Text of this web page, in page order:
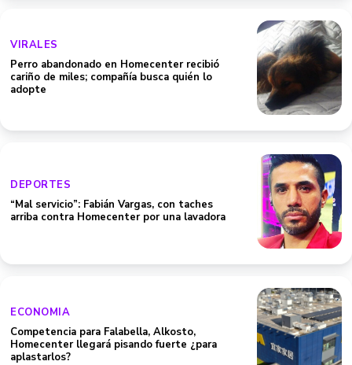
VIRALES
Perro abandonado en Homecenter recibió
cariño de miles; compañía busca quién lo
adopte
DEPORTES
“Mal servicio”: Fabián Vargas, con taches
arriba contra Homecenter por una lavadora
ECONOMIA
Competencia para Falabella, Alkosto,
Homecenter llegará pisando fuerte ¿para
aplastarlos?